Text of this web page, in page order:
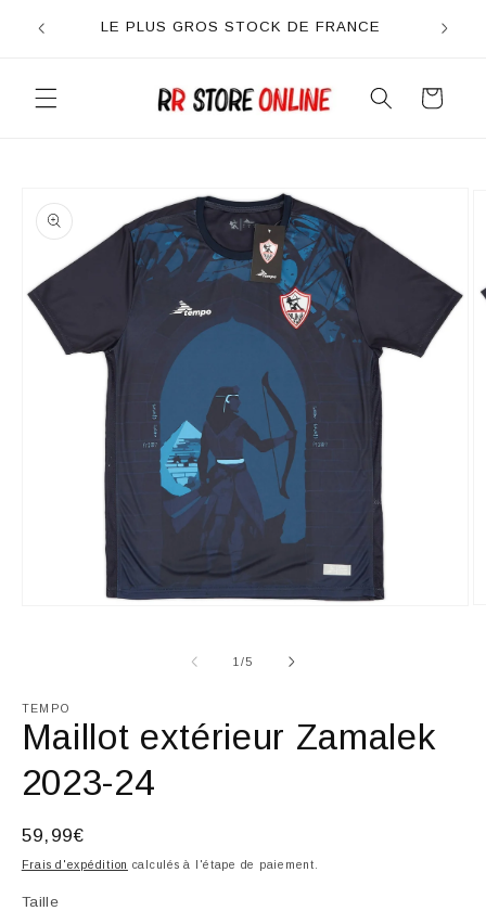
passer
LE PLUS GROS STOCK DE FRANCE
Panier
produits
fenêtre
modale
1/de
5
TEMPO
Maillot extérieur Zamalek
2023-24
Prix
habituel
59,99€
Frais d'expédition calculés à l'étape de paiement.
Taille